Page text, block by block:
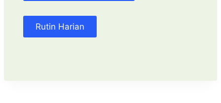
Rutin Harian